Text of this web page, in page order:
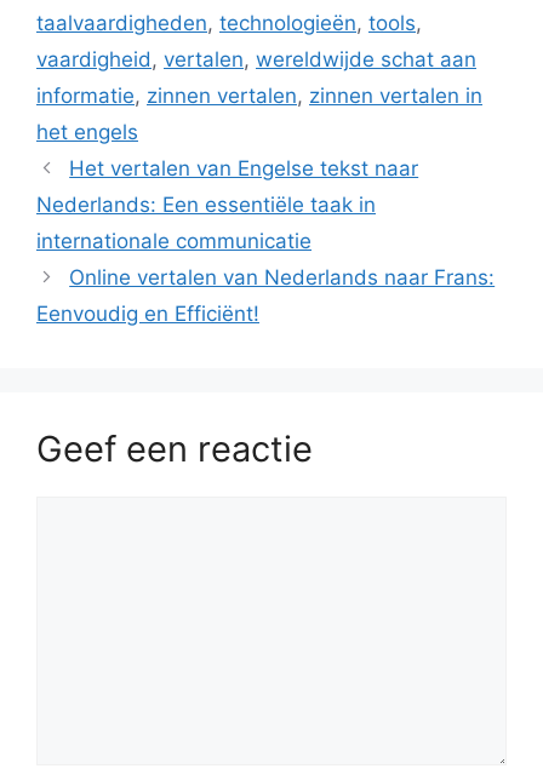
taalvaardigheden, technologieën, tools,
vaardigheid, vertalen, wereldwijde schat aan
informatie, zinnen vertalen, zinnen vertalen in
het engels
Het vertalen van Engelse tekst naar
Nederlands: Een essentiële taak in
internationale communicatie
Online vertalen van Nederlands naar Frans:
Eenvoudig en Efficiënt!
Geef een reactie